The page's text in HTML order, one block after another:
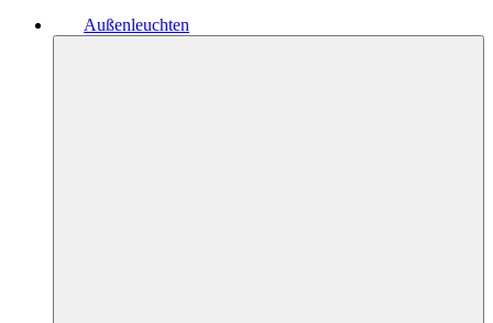
Außenleuchten